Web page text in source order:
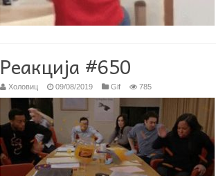
Реакција #650
Холовиц 09/08/2019 Gif 785